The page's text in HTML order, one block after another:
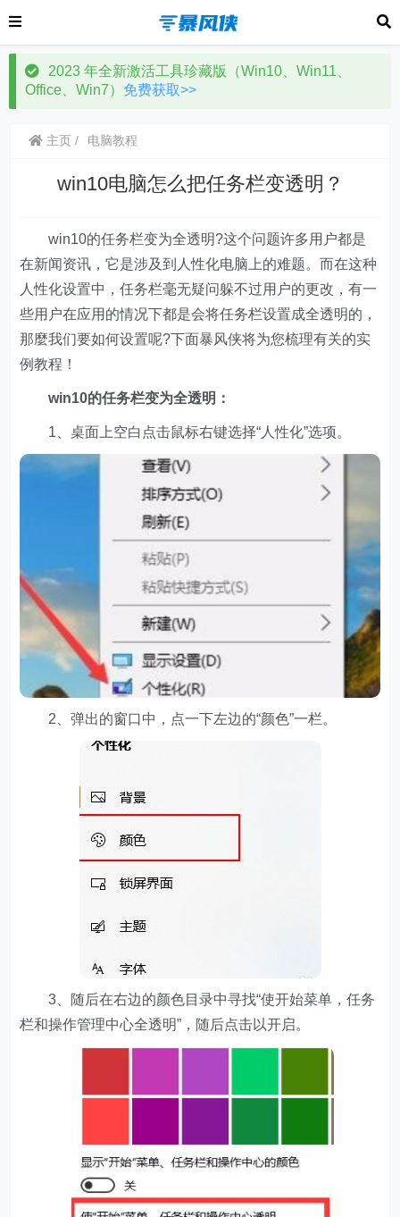
2023 年全新激活工具珍藏版（Win10、Win11、
Office、Win7） 免费获取>>
主页 电脑教程
win10电脑怎么把任务栏变透明？
win10的任务栏变为全透明?这个问题许多用户都是
在新闻资讯，它是涉及到人性化电脑上的难题。而在这种
人性化设置中，任务栏毫无疑问躲不过用户的更改，有一
些用户在应用的情况下都是会将任务栏设置成全透明的，
那麼我们要如何设置呢?下面暴风侠将为您梳理有关的实
例教程！
win10的任务栏变为全透明：
1、桌面上空白点击鼠标右键选择“人性化”选项。
2、弹出的窗口中，点一下左边的“颜色”一栏。
3、随后在右边的颜色目录中寻找“使开始菜单，任务
栏和操作管理中心全透明”，随后点击以开启。